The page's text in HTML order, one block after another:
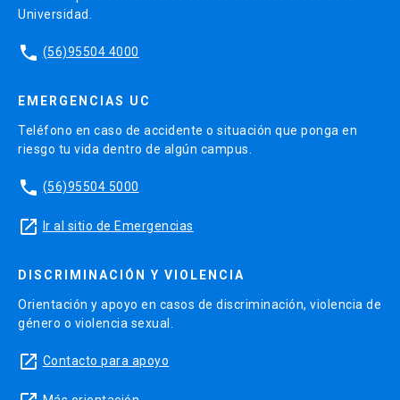
Universidad.
phone (56)95504 4000
EMERGENCIAS UC
Teléfono en caso de accidente o situación que ponga en
riesgo tu vida dentro de algún campus.
phone (56)95504 5000
launch Ir al sitio de Emergencias
DISCRIMINACIÓN Y VIOLENCIA
Orientación y apoyo en casos de discriminación, violencia de
género o violencia sexual.
launch Contacto para apoyo